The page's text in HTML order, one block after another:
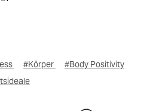
#Körper
#Body Positivity